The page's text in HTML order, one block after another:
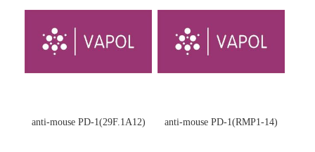
anti-mouse PD-1(29F.1A12) anti-mouse PD-1(RMP1-14)